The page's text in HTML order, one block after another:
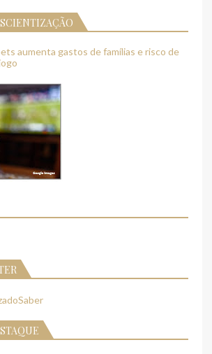
aumenta gastos de famílias e risco de